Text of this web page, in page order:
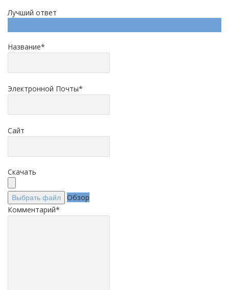
Лучший ответ
Название*
Электронной Почты*
Сайт
Скачать
Выбрать файл
Обзор
Комментарий*